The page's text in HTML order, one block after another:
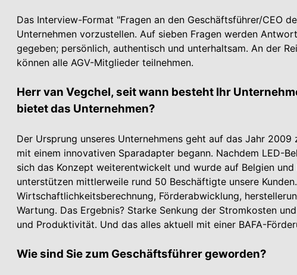
Das Interview-Format "Fragen an den Geschäftsführer/CEO
Unter­nehmen vorzustellen. Auf sieben Fragen werden
gegeben; persönlich, authentisch und unterhaltsam. An der
können alle AGV-Mitglieder teilnehmen.
Herr van Vegchel, seit wann besteht Ihr
bietet das Unter­nehmen?
Der Ursprung unseres Unter­nehmens geht auf das Jahr
mit einem innovativen Sparadapter begann. Nachdem LED-
sich das Konzept weiterentwickelt und wurde auf Belgien
unterstützen mittlerweile rund 50 Beschäftigte unsere
Wirtschaftlichkeitsberechnung, Förderabwicklung,
Wartung. Das Ergebnis? Starke Senkung der Stromkosten
und Produktivität. Und das alles aktuell mit einer BAFA-
Wie sind Sie zum Geschäftsführer geworden?